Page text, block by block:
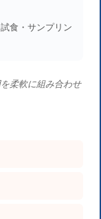
食・サンプリン
柔軟に組み合わせ